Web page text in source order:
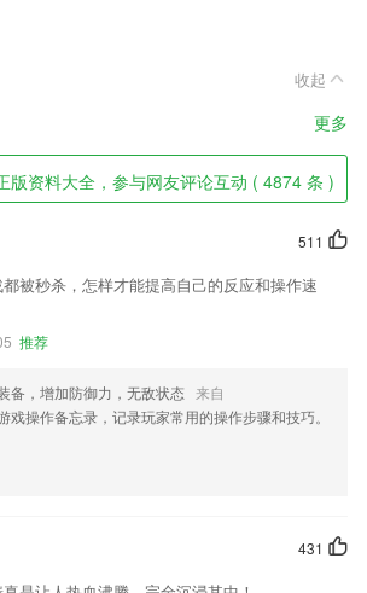
收起
更多
版资料大全，参与网友评论互动 ( 4874 条 )
511
被秒杀，怎样才能提高自己的反应和操作速
推荐
备，增加防御力，无敌状态 来自
戏操作备忘录，记录玩家常用的操作步骤和技巧。
431